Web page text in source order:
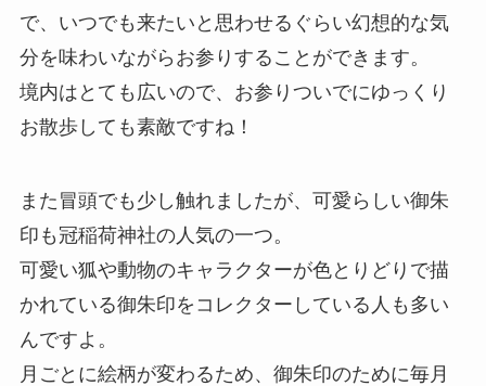
で、いつでも来たいと思わせるぐらい幻想的な気
分を味わいながらお参りすることができます。
境内はとても広いので、お参りついでにゆっくり
お散歩しても素敵ですね！
また冒頭でも少し触れましたが、可愛らしい御朱
印も冠稲荷神社の人気の一つ。
可愛い狐や動物のキャラクターが色とりどりで描
かれている御朱印をコレクターしている人も多い
んですよ。
月ごとに絵柄が変わるため、御朱印のために毎月